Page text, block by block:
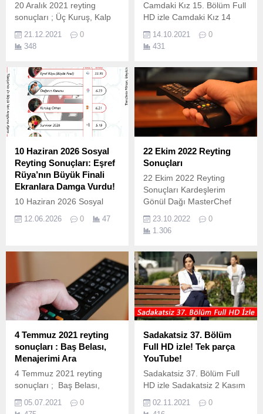
20 Aralık 2021 reyting
sonuçları ; Üç Kuruş, Kalp
Yarası, Yasak Elma,
Alparslan: Büyük Selçuklu
ve bir çok yapım ekranda
Aralık Pazartesi reyting
sonuçları; 20 Aralık reyting
sonuçları nasıl
hesaplanıyor? 20 Aralık
2021 reyting sonuçları Total,
AB ve 20+ABC1 olarak
ölçülen reyting sonuçlarına
göre sıralama belli...
21.12.2021
0
348
Camdaki Kız 15. Bölüm Full
HD izle Camdaki Kız 14
Ekim 2021 perşembe günü
Kanal D ekranlarında
izleyicileri ile buluştu!
HD izle Camdaki Kız önceki
bölüm neler olmuştu? Nalan
ve Sedat, nasıl bir hayata
adım atacak? Nalan ve
Sedat düğünlerinin
ardından yeni hayatlarına
adım atıyorlar....
14.10.2021
0
431
10 Haziran 2026 Sosyal
Reyting Sonuçları: Eşref
Rüya’nın Büyük Finali
Ekranlara Damga Vurdu!
10 Haziran 2026 Sosyal
Rüya’nın Büyük Finali
projelerin başarısını ölçmek
için artık sadece geleneksel
izlenme oranlarına bakmak
yeterli değil. İzleyicinin
nabzının attığı asıl yer,
tartışmaların alevlendiği,
karakterlerin benimsendiği
ve sahnelerin saniyeler
içinde viral olduğu sosyal
medya platformları. Dijital
ayak izlerinin ve izleyici...
12.06.2026 0 47
22 Ekim 2022 Reyting
Sonuçları
22 Ekim 2022 Reyting
Sonuçları Kardeşlerim
Gönül Dağı MasterChef
Gecenin Ucunda
23.10.2022
0
1.306
4 Temmuz 2021 reyting
sonuçları : Baş Belası,
Menajerimi Ara
4 Temmuz 2021 reyting
sonuçları ; Baş Belası,
Menajerimi Ara ve bir çok
yapım ekranda izleyicileri ile
05.07.2021
0
Sadakatsiz 37. Bölüm
Full HD izle! Tek parça
YouTube!
Sadakatsiz 37. Bölüm Full
HD izle Sadakatsiz 2 Kasım
2021 Çarşamba günü Kanal
D ekranlarında izleyicileri ile
02.11.2021
0